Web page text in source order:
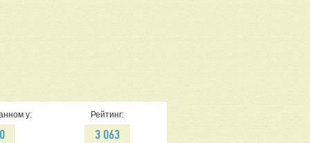
у:
0
Рейтинг:
3 063